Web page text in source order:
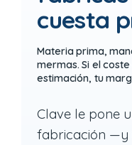
cuesta
Materia prima,
mermas. Si el
estimación, tu
Clave le pone
fabricación —y